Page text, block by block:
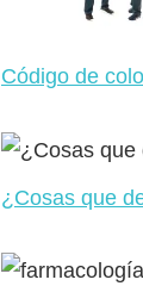
Código de
¿Cosas que